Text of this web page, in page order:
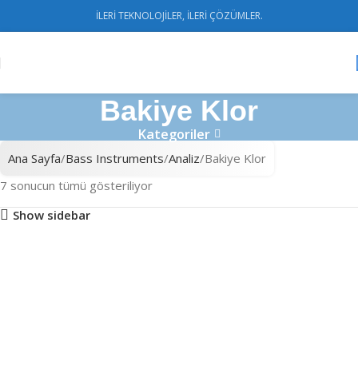
İLERİ TEKNOLOJİLER, İLERİ ÇÖZÜMLER.
Bakiye Klor
Kategoriler
Ana Sayfa Bass Instruments Analiz Bakiye Klor
7 sonucun tümü gösteriliyor
Show sidebar